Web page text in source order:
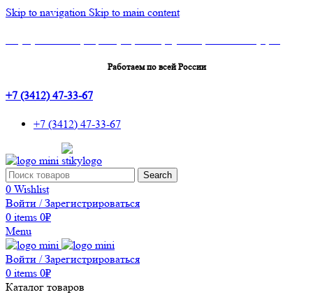
Skip to navigation Skip to main content
Работаем по всей России
+7 (3412) 47-33-67
+7 (3412) 47-33-67
Search
0 Wishlist
Войти / Зарегистрироваться
0 items 0₽
Menu
Войти / Зарегистрироваться
0 items 0₽
Каталог товаров